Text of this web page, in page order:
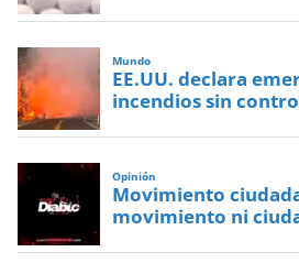
Mundo
EE.UU. declara
incendios sin
Opinión
Movimiento
movimiento ni